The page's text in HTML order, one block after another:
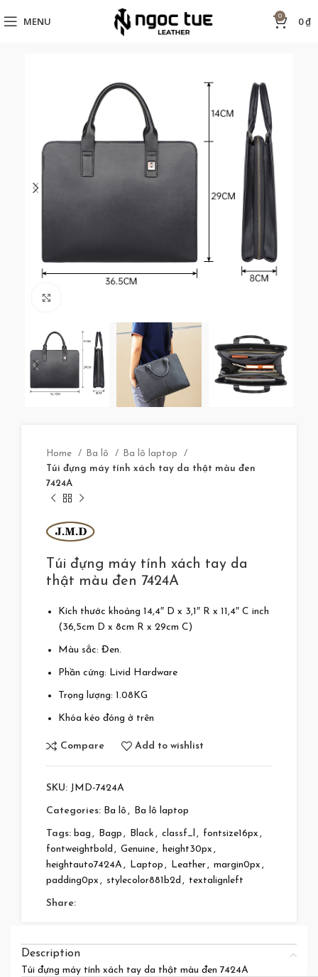
MENU 0 0₫
Home Ba lô
Ba lô laptop
Túi đựng máy tính xách tay da thật màu đen
7424A
Túi đựng máy tính xách tay da
thật màu đen 7424A
Kích thước khoảng 14,4″ D x 3,1″ R x 11,4″ C inch
(36,5cm D x 8cm R x 29cm C)
Màu sắc: Đen.
Phần cứng: Livid Hardware
Trọng lượng: 1.08KG
Khóa kéo đóng ở trên
Compare Add to wishlist
SKU: JMD-7424A
Categories: Ba lô , Ba lô laptop
Tags: bag , Bagp , Black , classf_l , fontsize16px ,
fontweightbold , Genuine, height30px ,
heightauto7424A, Laptop , Leather, margin0px ,
padding0px , stylecolor881b2d , textalignleft
Share:
Description
Túi đựng máy tính xách tay da thật màu đen 7424A